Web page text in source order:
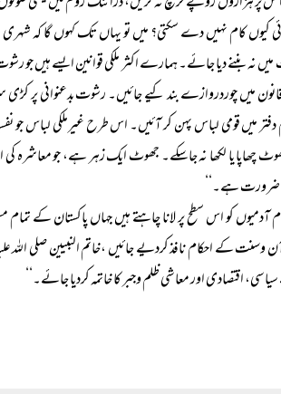
کیوں کام نہیں دے سکتی؟ میں تو یہاں تک کہوں گا کہ
نہ بننے دیا جائے۔ ہمارے اکثر ملکی قوانین ایسے ہیں جو
میں چوردروازے بند کیے جائیں۔ رشوت بدعنوانی پر
دفتر میں قومی لباس پہن کر آئیں۔ اس طرح غیرملکی لباس جو
یا لکھا نہ جاسکے۔ جھوٹ ایک زہر ہے، جو معاشرہ کی
ضرورت ہے۔‘‘
کو اس سطح پر لانا چاہتے ہیں جہاں پاکستان کے تمام
کے احکام نافذ کردیے جائیں ،خاتم النبیین صلی اللہ
اقتصادی اور معاشی ظلم وجبر کا خاتمہ کردیا جائے۔‘‘